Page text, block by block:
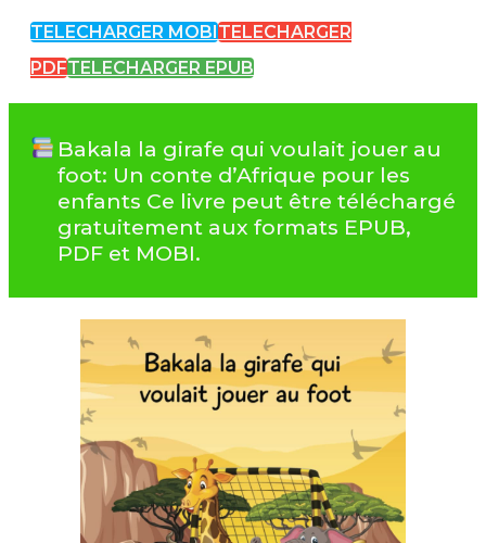
TELECHARGER MOBI TELECHARGER
PDFTELECHARGER EPUB
Bakala la girafe qui voulait jouer au
foot: Un conte d’Afrique pour les
enfants Ce livre peut être téléchargé
gratuitement aux formats EPUB,
PDF et MOBI.